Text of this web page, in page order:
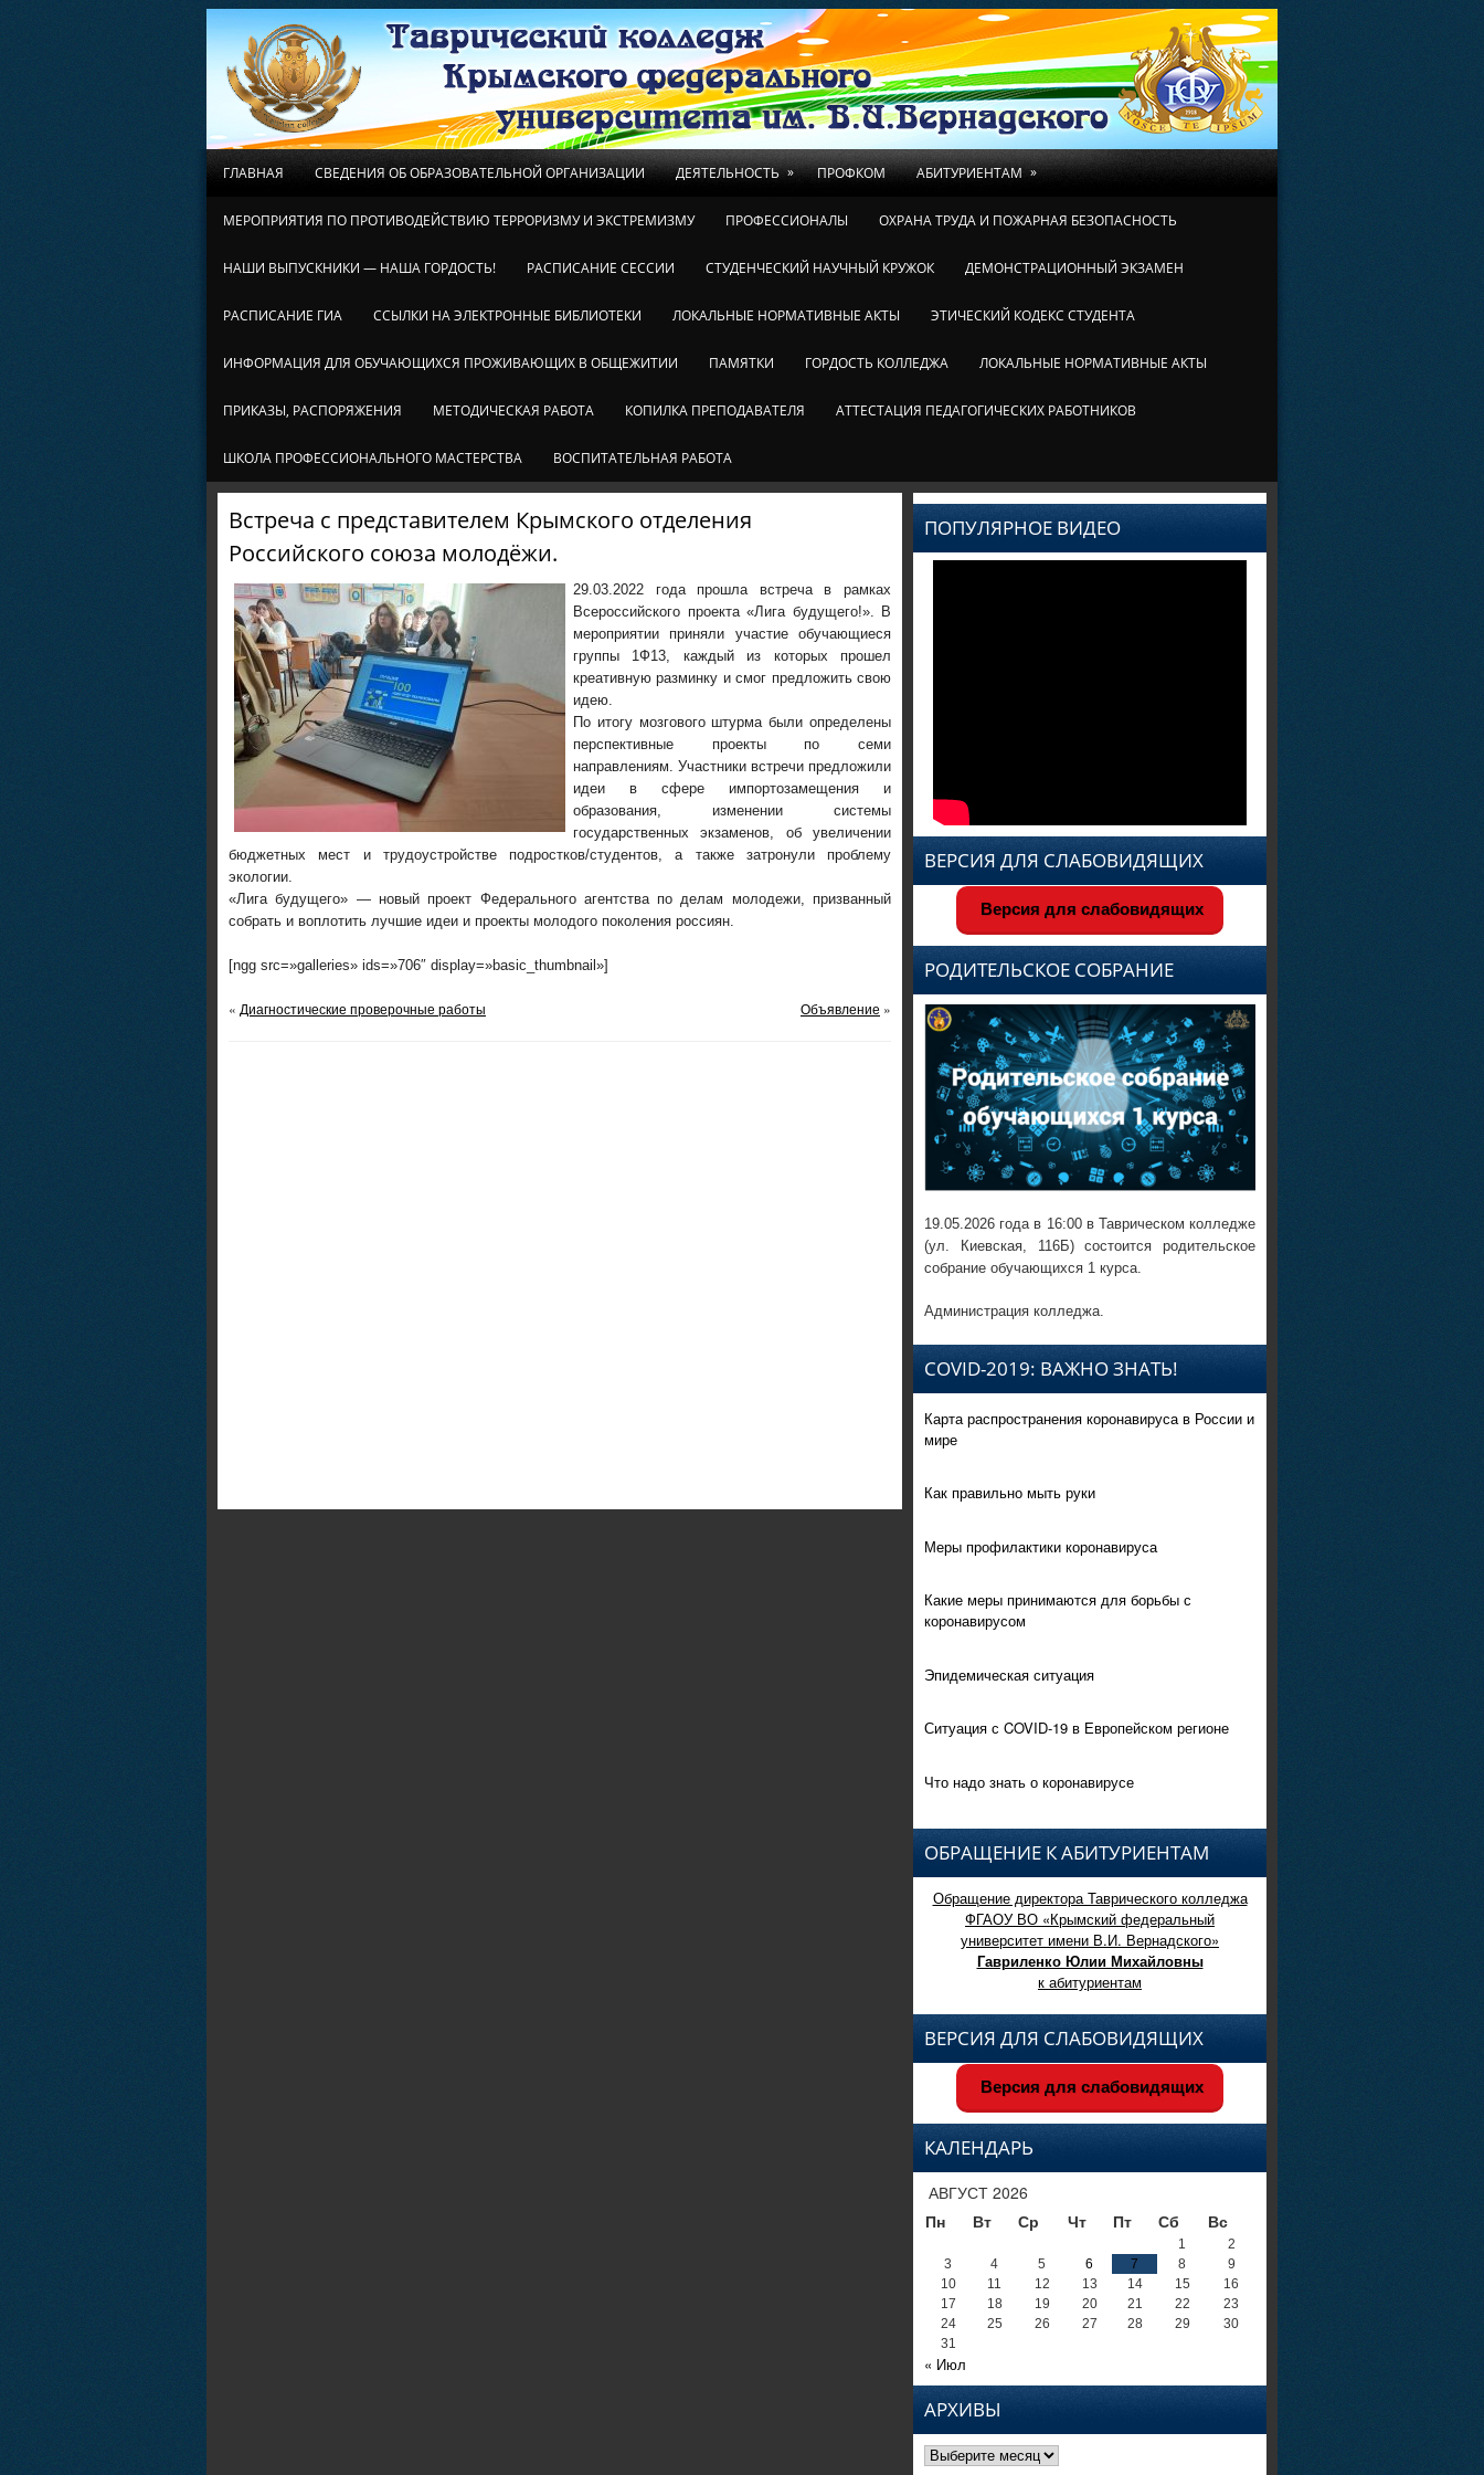
ГЛАВНАЯ СВЕДЕНИЯ ОБ ОБРАЗОВАТЕЛЬНОЙ ОРГАНИЗАЦИИ ДЕЯТЕЛЬНОСТЬ » ПРОФКОМ АБИТУРИЕНТАМ »
МЕРОПРИЯТИЯ ПО ПРОТИВОДЕЙСТВИЮ ТЕРРОРИЗМУ И ЭКСТРЕМИЗМУ ПРОФЕССИОНАЛЫ ОХРАНА ТРУДА И ПОЖАРНАЯ БЕЗОПАСНОСТЬ
НАШИ ВЫПУСКНИКИ — НАША ГОРДОСТЬ! РАСПИСАНИЕ СЕССИИ СТУДЕНЧЕСКИЙ НАУЧНЫЙ КРУЖОК ДЕМОНСТРАЦИОННЫЙ ЭКЗАМЕН
РАСПИСАНИЕ ГИА ССЫЛКИ НА ЭЛЕКТРОННЫЕ БИБЛИОТЕКИ ЛОКАЛЬНЫЕ НОРМАТИВНЫЕ АКТЫ ЭТИЧЕСКИЙ КОДЕКС СТУДЕНТА
ИНФОРМАЦИЯ ДЛЯ ОБУЧАЮЩИХСЯ ПРОЖИВАЮЩИХ В ОБЩЕЖИТИИ ПАМЯТКИ ГОРДОСТЬ КОЛЛЕДЖА ЛОКАЛЬНЫЕ НОРМАТИВНЫЕ АКТЫ
ПРИКАЗЫ, РАСПОРЯЖЕНИЯ МЕТОДИЧЕСКАЯ РАБОТА КОПИЛКА ПРЕПОДАВАТЕЛЯ АТТЕСТАЦИЯ ПЕДАГОГИЧЕСКИХ РАБОТНИКОВ
ШКОЛА ПРОФЕССИОНАЛЬНОГО МАСТЕРСТВА ВОСПИТАТЕЛЬНАЯ РАБОТА
Встреча с представителем Крымского отделения
Российского союза молодёжи.
29.03.2022 года прошла встреча в рамках
Всероссийского проекта «Лига будущего!». В
мероприятии приняли участие обучающиеся
группы 1Ф13, каждый из которых прошел
креативную разминку и смог предложить свою
идею.
По итогу мозгового штурма были определены
перспективные проекты по семи
направлениям. Участники встречи предложили
идеи в сфере импортозамещения и
образования, изменении системы
государственных экзаменов, об увеличении
бюджетных мест и трудоустройстве подростков/студентов, а также затронули проблему
экологии.
«Лига будущего» — новый проект Федерального агентства по делам молодежи, призванный
собрать и воплотить лучшие идеи и проекты молодого поколения россиян.
[ngg src=»galleries» ids=»706″ display=»basic_thumbnail»]
« Диагностические проверочные работы Объявление »
ПОПУЛЯРНОЕ ВИДЕО
ВЕРСИЯ ДЛЯ СЛАБОВИДЯЩИХ
Версия для слабовидящих
РОДИТЕЛЬСКОЕ СОБРАНИЕ
19.05.2026 года в 16:00 в Таврическом колледже
(ул. Киевская, 116Б) состоится родительское
собрание обучающихся 1 курса.
Администрация колледжа.
COVID-2019: ВАЖНО ЗНАТЬ!
Карта распространения коронавируса в России и
мире
Как правильно мыть руки
Меры профилактики коронавируса
Какие меры принимаются для борьбы с
коронавирусом
Эпидемическая ситуация
Ситуация с COVID-19 в Европейском регионе
Что надо знать о коронавирусе
ОБРАЩЕНИЕ К АБИТУРИЕНТАМ
Обращение директора Таврического колледжа
ФГАОУ ВО «Крымский федеральный
университет имени В.И. Вернадского»
Гавриленко Юлии Михайловны
к абитуриентам
ВЕРСИЯ ДЛЯ СЛАБОВИДЯЩИХ
Версия для слабовидящих
КАЛЕНДАРЬ
АВГУСТ 2026
Пн
Вт Ср Чт Пт Сб Вс
1
2
3
4 5 6 7 8
9
10
11 12 13 14 15
16
17
18 19 20 21 22
23
24
25 26 27 28 29
30
31
« Июл
АРХИВЫ
Архивы